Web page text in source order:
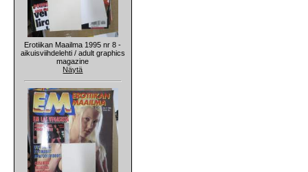
Erotiikan Maailma 1995 nr 8 -
aikuisviihdelehti / adult graphics
magazine
Näytä